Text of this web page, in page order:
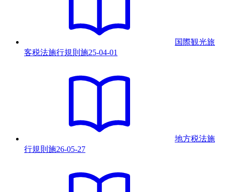
国際観光旅
客税法施行規則 施25-04-01
地方税法施
行規則 施26-05-27